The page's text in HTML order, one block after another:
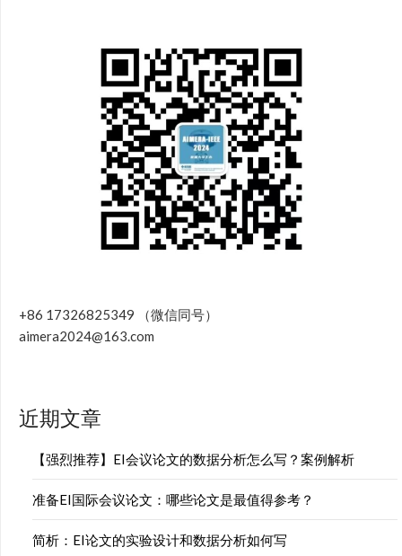
+86 17326825349 （微信同号）
aimera2024@163.com
近期文章
【强烈推荐】EI会议论文的数据分析怎么写？案例解析
准备EI国际会议论文：哪些论文是最值得参考？
简析：EI论文的实验设计和数据分析如何写